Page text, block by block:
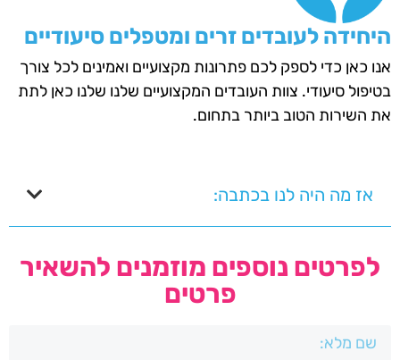
היחידה לעובדים זרים ומטפלים סיעודיים
אנו כאן כדי לספק לכם פתרונות מקצועיים ואמינים לכל צורך
בטיפול סיעודי. צוות העובדים המקצועיים שלנו שלנו כאן לתת
את השירות הטוב ביותר בתחום.
אז מה היה לנו בכתבה:
לפרטים נוספים מוזמנים להשאיר
פרטים